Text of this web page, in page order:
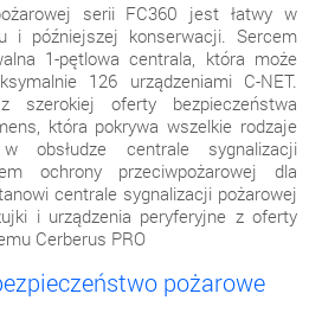
serii FC360 jest łatwy w
i późniejszej konserwacji. Sercem
1-pętlowa centrala, która może
126 urządzeniami C-NET.
oferty bezpieczeństwa
która pokrywa wszelkie rodzaje
obsłudze centrale sygnalizacji
ochrony przeciwpożarowej dla
centrale sygnalizacji pożarowej
i urządzenia peryferyjne z oferty
Cerberus PRO
pożarowe